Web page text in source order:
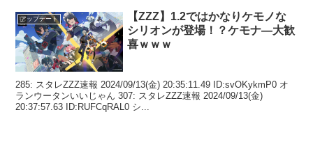
アップデート
【ZZZ】1.2ではかなりケモノな
シリオンが登場！？ケモナ―大歓
喜ｗｗｗ
285: スタレZZZ速報 2024/09/13(金) 20:35:11.49 ID:svOKykmP0 オ
ランウータンいいじゃん 307: スタレZZZ速報 2024/09/13(金)
20:37:57.63 ID:RUFCqRAL0 シ...